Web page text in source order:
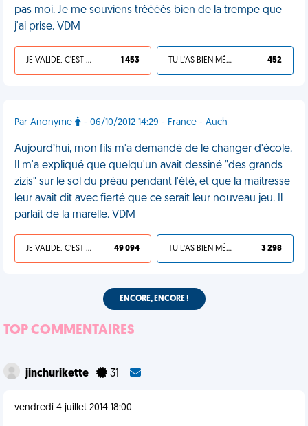
pas moi. Je me souviens trèèèès bien de la trempe que
j'ai prise. VDM
JE VALIDE, C'EST UNE VDM 1 453 TU L'AS BIEN MÉRITÉ 452
Par Anonyme - 06/10/2012 14:29 - France - Auch
Aujourd’hui, mon fils m'a demandé de le changer d'école.
Il m'a expliqué que quelqu'un avait dessiné "des grands
zizis" sur le sol du préau pendant l'été, et que la maitresse
leur avait dit avec fierté que ce serait leur nouveau jeu. Il
parlait de la marelle. VDM
JE VALIDE, C'EST UNE VDM 49 094 TU L'AS BIEN MÉRITÉ 3 298
ENCORE, ENCORE !
TOP COMMENTAIRES
jinchurikette 31
vendredi 4 juillet 2014 18:00